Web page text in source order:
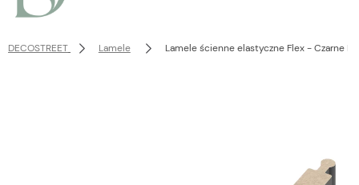
DECOSTREET Lamele Lamele ścienne elastyczne Flex - Czarne